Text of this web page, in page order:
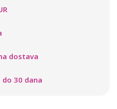
dostava
do 30 dana